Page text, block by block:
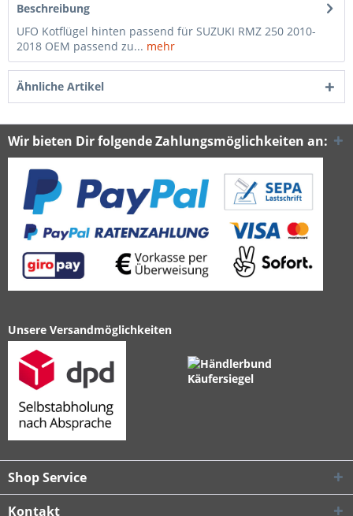
Beschreibung
UFO Kotflügel hinten passend für SUZUKI RMZ 250 2010-
2018 OEM passend zu... mehr
Ähnliche Artikel
Wir bieten Dir folgende Zahlungsmöglichkeiten an:
Unsere Versandmöglichkeiten
Shop Service
Kontakt